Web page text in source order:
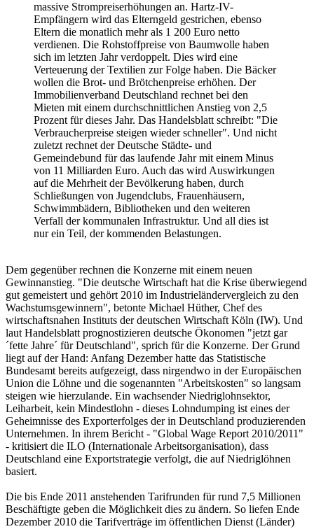
massive Strompreiserhöhungen an. Hartz-IV-
Empfängern wird das Elterngeld gestrichen, ebenso
Eltern die monatlich mehr als 1 200 Euro netto
verdienen. Die Rohstoffpreise von Baumwolle haben
sich im letzten Jahr verdoppelt. Dies wird eine
Verteuerung der Textilien zur Folge haben. Die Bäcker
wollen die Brot- und Brötchenpreise erhöhen. Der
Immobilienverband Deutschland rechnet bei den
Mieten mit einem durchschnittlichen Anstieg von 2,5
Prozent für dieses Jahr. Das Handelsblatt schreibt: "Die
Verbraucherpreise steigen wieder schneller". Und nicht
zuletzt rechnet der Deutsche Städte- und
Gemeindebund für das laufende Jahr mit einem Minus
von 11 Milliarden Euro. Auch das wird Auswirkungen
auf die Mehrheit der Bevölkerung haben, durch
Schließungen von Jugendclubs, Frauenhäusern,
Schwimmbädern, Bibliotheken und den weiteren
Verfall der kommunalen Infrastruktur. Und all dies ist
nur ein Teil, der kommenden Belastungen.
Dem gegenüber rechnen die Konzerne mit einem neuen
Gewinnanstieg. "Die deutsche Wirtschaft hat die Krise überwiegend
gut gemeistert und gehört 2010 im Industrieländervergleich zu den
Wachstumsgewinnern", betonte Michael Hüther, Chef des
wirtschaftsnahen Instituts der deutschen Wirtschaft Köln (IW). Und
laut Handelsblatt prognostizieren deutsche Ökonomen "jetzt gar
´fette Jahre´ für Deutschland", sprich für die Konzerne. Der Grund
liegt auf der Hand: Anfang Dezember hatte das Statistische
Bundesamt bereits aufgezeigt, dass nirgendwo in der Europäischen
Union die Löhne und die sogenannten "Arbeitskosten" so langsam
steigen wie hierzulande. Ein wachsender Niedriglohnsektor,
Leiharbeit, kein Mindestlohn - dieses Lohndumping ist eines der
Geheimnisse des Exporterfolges der in Deutschland produzierenden
Unternehmen. In ihrem Bericht - "Global Wage Report 2010/2011"
- kritisiert die ILO (Internationale Arbeitsorganisation), dass
Deutschland eine Exportstrategie verfolgt, die auf Niedriglöhnen
basiert.
Die bis Ende 2011 anstehenden Tarifrunden für rund 7,5 Millionen
Beschäftigte geben die Möglichkeit dies zu ändern. So liefen Ende
Dezember 2010 die Tarifverträge im öffentlichen Dienst (Länder)